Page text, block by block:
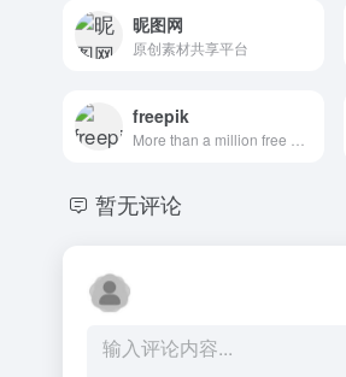
昵图网
原创素材共享平台
freepik
暂无评论